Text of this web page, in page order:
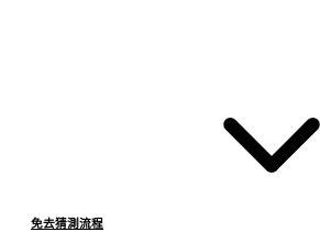
免去猜測流程